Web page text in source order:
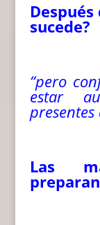
sucede?
“pero
estar
Las